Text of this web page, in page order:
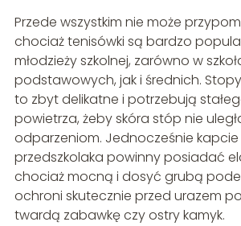
Przede wszystkim nie może
chociaż tenisówki są bardzo
młodzieży szkolnej, zarówno w
podstawowych, jak i średnich.
to zbyt delikatne i potrzebują
powietrza, żeby skóra stóp nie
odparzeniom. Jednocześnie
przedszkolaka powinny posiadać
chociaż mocną i dosyć grubą
ochroni skutecznie przed urazem
twardą zabawkę czy ostry kamyk.